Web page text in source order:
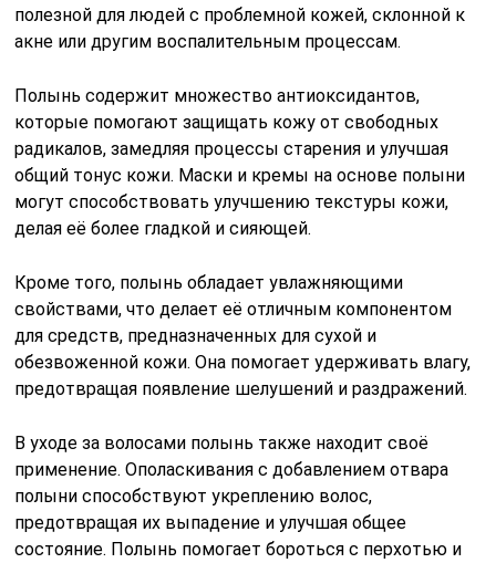
полезной для людей с проблемной кожей, склонной к
акне или другим воспалительным процессам.
Полынь содержит множество антиоксидантов,
которые помогают защищать кожу от свободных
радикалов, замедляя процессы старения и улучшая
общий тонус кожи. Маски и кремы на основе полыни
могут способствовать улучшению текстуры кожи,
делая её более гладкой и сияющей.
Кроме того, полынь обладает увлажняющими
свойствами, что делает её отличным компонентом
для средств, предназначенных для сухой и
обезвоженной кожи. Она помогает удерживать влагу,
предотвращая появление шелушений и раздражений.
В уходе за волосами полынь также находит своё
применение. Ополаскивания с добавлением отвара
полыни способствуют укреплению волос,
предотвращая их выпадение и улучшая общее
состояние. Полынь помогает бороться с перхотью и